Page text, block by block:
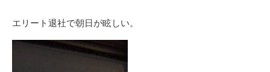
エリート退社で朝日が眩しい。